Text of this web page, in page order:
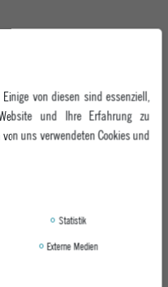
mit Schlüssel-Clip &
Rückenteil
Denim
von diesen sind essenziell,
und Ihre Erfahrung zu
uns verwendeten Cookies und
Statistik
Externe Medien